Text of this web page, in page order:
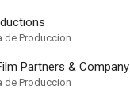
de Produccion
Partners & Company
de Produccion